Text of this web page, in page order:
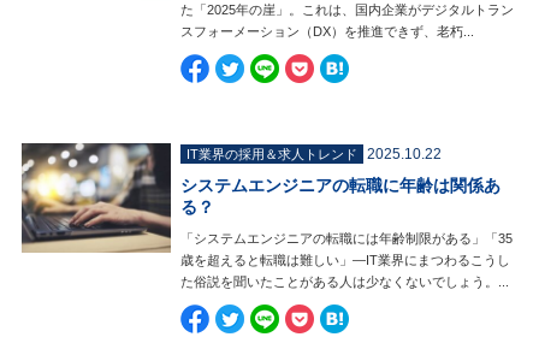
た「2025年の崖」。これは、国内企業がデジタルトラン
スフォーメーション（DX）を推進できず、老朽...
IT業界の採用＆求人トレンド 2025.10.22
システムエンジニアの転職に年齢は関係あ
る？
「システムエンジニアの転職には年齢制限がある」「35
歳を超えると転職は難しい」—IT業界にまつわるこうし
た俗説を聞いたことがある人は少なくないでしょう。...